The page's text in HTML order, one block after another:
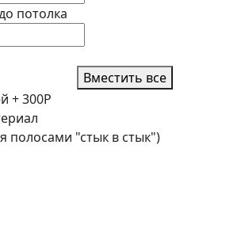
потолка
Вместить все
+300Р
полосами "стык в стык")